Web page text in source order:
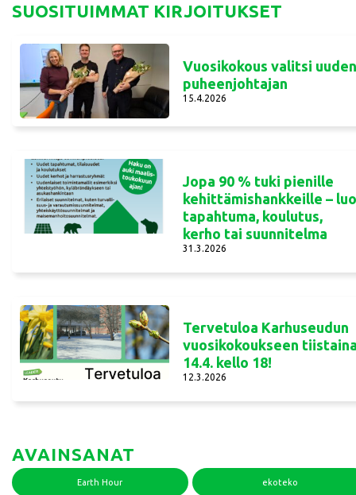
SUOSITUIMMAT KIRJOITUKSET
Vuosikokous valitsi
puheenjohtajan
15.4.2026
Jopa 90 % tuki pienille
kehittämishankkeille –
tapahtuma, koulutus,
kerho tai suunnitelma
31.3.2026
Tervetuloa Karhuseudun
vuosikokoukseen
14.4. kello 18!
12.3.2026
AVAINSANAT
Earth Hour ekoteko